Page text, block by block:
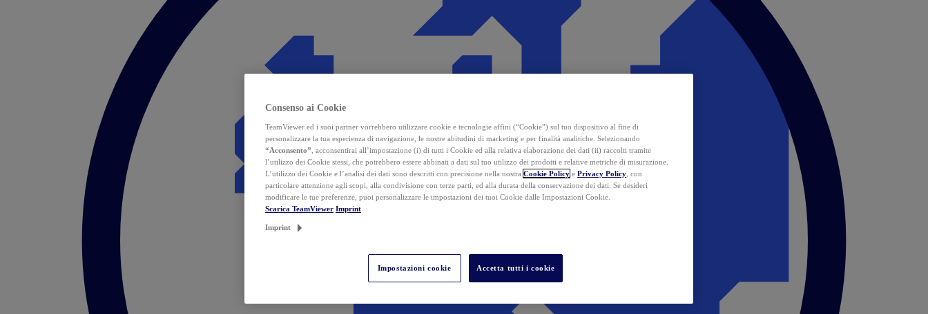
Consenso ai Cookie
TeamViewer ed i suoi partner vorrebbero utilizzare cookie e tecnologie affini (“Cookie”) sul tuo dispositivo al fine di
personalizzare la tua esperienza di navigazione, le nostre abitudini di marketing e per finalità analitiche. Selezionando
“Acconsento” , acconsentirai all’impostazione (i) di tutti i Cookie ed alla relativa elaborazione dei dati (ii) raccolti tramite
l’utilizzo dei Cookie stessi, che potrebbero essere abbinati a dati sul tuo utilizzo dei prodotti e relative metriche di misurazione.
L’utilizzo dei Cookie e l’analisi dei dati sono descritti con precisione nella nostra Cookie Policy e Privacy Policy , con
particolare attenzione agli scopi, alla condivisione con terze parti, ed alla durata della conservazione dei dati. Se desideri
modificare le tue preferenze, puoi personalizzare le impostazioni dei tuoi Cookie dalle Impostazioni Cookie.
Scarica TeamViewer Imprint
Imprint
Impostazioni cookie Accetta tutti i cookie